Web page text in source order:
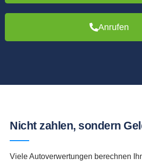
Anrufen
Nicht zahlen, sondern
Viele Autoverwertungen berechnen